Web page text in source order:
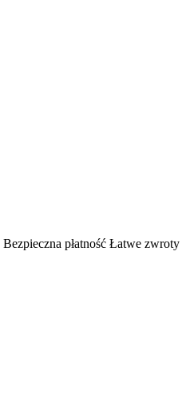
Bezpieczna płatność Łatwe zwroty